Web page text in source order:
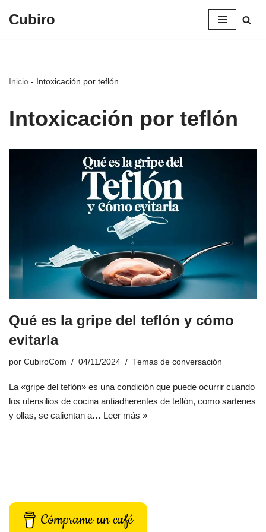
Cubiro
Inicio - Intoxicación por teflón
Intoxicación por teflón
Qué es la gripe del teflón y cómo
evitarla
por CubiroCom 04/11/2024 Temas de conversación
La «gripe del teflón» es una condición que puede ocurrir cuando
los utensilios de cocina antiadherentes de teflón, como sartenes
y ollas, se calientan a… Leer más »
Cómprame un café